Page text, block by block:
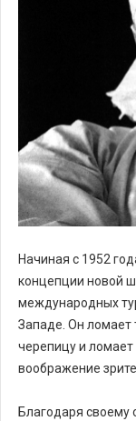
Начиная с 1952
концепции новой
международных
Западе. Он ломает
черепицу и
воображение
Благодаря своему